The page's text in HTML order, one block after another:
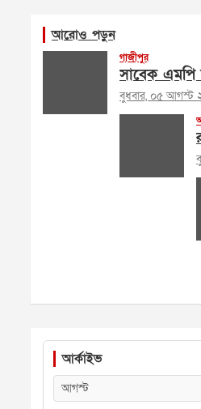
আরোও পড়ুন
গাজীপুর
সাবেক এমপি
বুধবার, ০৫ আগস্ট
আর্কাইভ